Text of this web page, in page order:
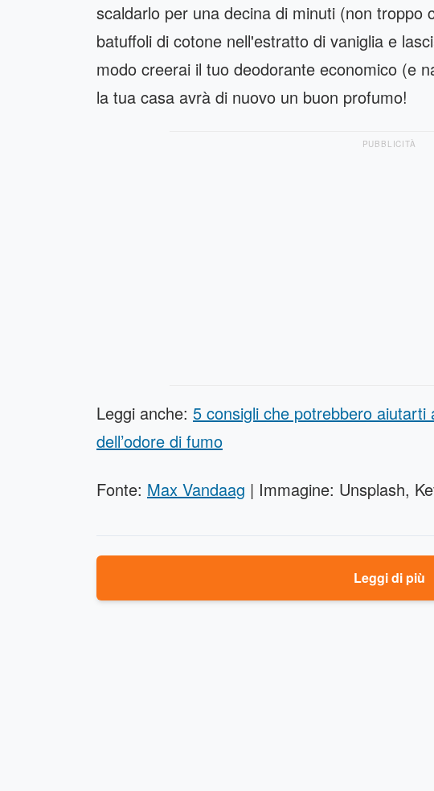
scaldarlo per una decina di minuti (non troppo
batuffoli di cotone nell'estratto di vaniglia e
modo creerai il tuo deodorante economico (e
la tua casa avrà di nuovo un buon profumo!
PUBBLICITÀ
Leggi anche: 5 consigli che potrebbero
dell’odore di fumo
Fonte: Max Vandaag | Immagine: Unsplash,
Leggi di più